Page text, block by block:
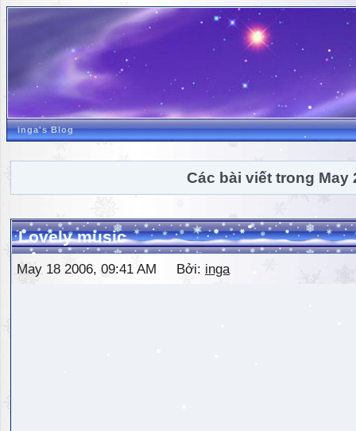
inga's Blog
Các bài viết trong May
Lovely music
May 18 2006, 09:41 AM Bởi: inga